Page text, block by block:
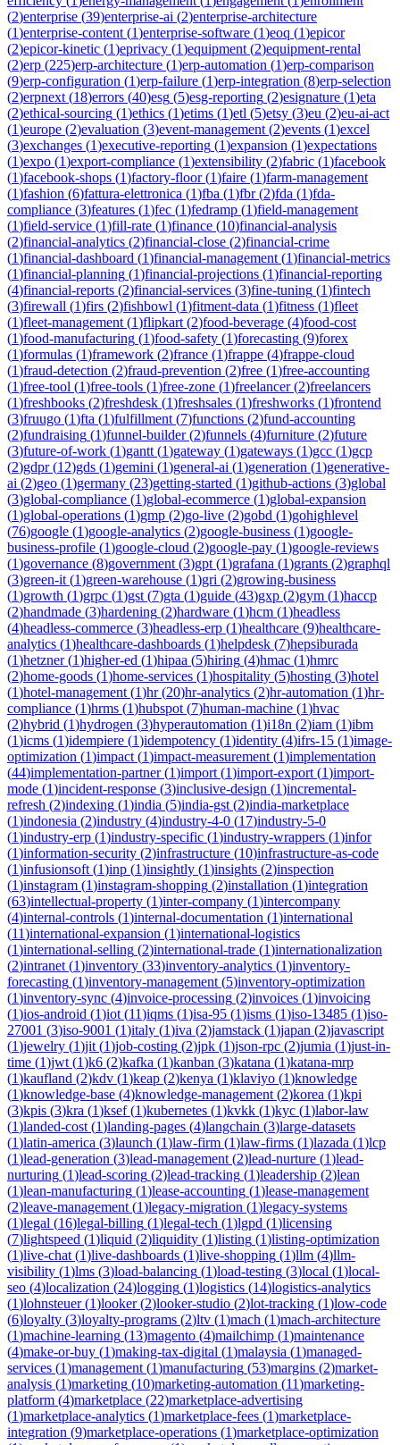
(2)enterprise (39)enterprise-ai (2)enterprise-architecture
(1)enterprise-content (1)enterprise-software (1)eoq (1)epicor
(2)epicor-kinetic (1)eprivacy (1)equipment (2)equipment-rental
(2)erp (225)erp-architecture (1)erp-automation (1)erp-comparison
(9)erp-configuration (1)erp-failure (1)erp-integration (8)erp-selection
(2)erpnext (18)errors (40)esg (5)esg-reporting (2)esignature (1)eta
(2)ethical-sourcing (1)ethics (1)etims (1)etl (5)etsy (3)eu (2)eu-ai-act
(1)europe (2)evaluation (3)event-management (2)events (1)excel
(3)exchanges (1)executive-reporting (1)expansion (1)expectations
(1)expo (1)export-compliance (1)extensibility (2)fabric (1)facebook
(1)facebook-shops (1)factory-floor(1)faire (1)farm-management
(1)fashion (6)fattura-elettronica (1)fba (1)fbr(2)fda (1)fda-
compliance (3)features (1)fec (1)fedramp (1)field-management
(1)field-service (1)fill-rate (1)finance (10)financial-analysis
(2)financial-analytics (2)financial-close (2)financial-crime
(1)financial-dashboard (1)financial-management (1)financial-metrics
(1)financial-planning (1)financial-projections (1)financial-reporting
(4)financial-reports (2)financial-services (3)fine-tuning (1)fintech
(3)firewall (1)firs (2)fishbowl (1)fitment-data (1)fitness (1)fleet
(1)fleet-management (1)flipkart (2)food-beverage (4)food-cost
(1)food-manufacturing (1)food-safety (1)forecasting (9)forex
(1)formulas (1)framework (2)france (1)frappe (4)frappe-cloud
(1)fraud-detection (2)fraud-prevention (2)free (1)free-accounting
(1)free-tool (1)free-tools (1)free-zone (1)freelancer(2)freelancers
(1)freshbooks (2)freshdesk (1)freshsales (1)freshworks (1)frontend
(3)fruugo (1)fta (1)fulfillment (7)functions (2)fund-accounting
(2)fundraising (1)funnel-builder(2)funnels (4)furniture (2)future
(3)future-of-work (1)gantt (1)gateway (1)gateways (1)gcc (1)gcp
(2)gdpr(12)gds (1)gemini (1)general-ai (1)generation (1)generative-
ai (2)geo (1)germany (23)getting-started (1)github-actions (3)global
(3)global-compliance (1)global-ecommerce (1)global-expansion
(1)global-operations (1)gmp (2)go-live (2)gobd (1)gohighlevel
(76)google (1)google-analytics (2)google-business (1)google-
business-profile (1)google-cloud (2)google-pay (1)google-reviews
(1)governance (8)government (3)gpt (1)grafana (1)grants (2)graphql
(3)green-it (1)green-warehouse (1)gri (2)growing-business
(1)growth (1)grpc (1)gst (7)gta (1)guide (43)gxp (2)gym (1)haccp
(2)handmade (3)hardening (2)hardware (1)hcm (1)headless
(4)headless-commerce (3)headless-erp (1)healthcare (9)healthcare-
analytics (1)healthcare-dashboards (1)helpdesk (7)hepsiburada
(1)hetzner(1)higher-ed (1)hipaa (5)hiring (4)hmac (1)hmrc
(2)home-goods (1)home-services (1)hospitality (5)hosting (3)hotel
(1)hotel-management (1)hr(20)hr-analytics (2)hr-automation (1)hr-
compliance (1)hrms (1)hubspot (7)human-machine (1)hvac
(2)hybrid (1)hydrogen (3)hyperautomation (1)i18n (2)iam (1)ibm
(1)icms (1)idempiere (1)idempotency (1)identity (4)ifrs-15 (1)image-
optimization (1)impact (1)impact-measurement (1)implementation
(44)implementation-partner(1)import (1)import-export (1)import-
mode (1)incident-response (3)inclusive-design (1)incremental-
refresh (2)indexing (1)india (5)india-gst (2)india-marketplace
(1)indonesia (2)industry (4)industry-4-0 (17)industry-5-0
(1)industry-erp (1)industry-specific (1)industry-wrappers (1)infor
(1)information-security (2)infrastructure (10)infrastructure-as-code
(1)infusionsoft (1)inp (1)insightly (1)insights (2)inspection
(1)instagram (1)instagram-shopping (2)installation (1)integration
(63)intellectual-property (1)inter-company (1)intercompany
(4)internal-controls (1)internal-documentation (1)international
(11)international-expansion (1)international-logistics
(1)international-selling (2)international-trade (1)internationalization
(2)intranet (1)inventory (33)inventory-analytics (1)inventory-
forecasting (1)inventory-management (5)inventory-optimization
(1)inventory-sync (4)invoice-processing (2)invoices (1)invoicing
(1)ios-android (1)iot (11)iqms (1)isa-95 (1)isms (1)iso-13485 (1)iso-
27001 (3)iso-9001 (1)italy (1)iva (2)jamstack (1)japan (2)javascript
(1)jewelry (1)jit (1)job-costing (2)jpk (1)json-rpc (2)jumia (1)just-in-
time (1)jwt (1)k6 (2)kafka (1)kanban (3)katana (1)katana-mrp
(1)kaufland (2)kdv (1)keap (2)kenya (1)klaviyo (1)knowledge
(1)knowledge-base (4)knowledge-management (2)korea (1)kpi
(3)kpis (3)kra (1)ksef(1)kubernetes (1)kvkk (1)kyc (1)labor-law
(1)landed-cost (1)landing-pages (4)langchain (3)large-datasets
(1)latin-america (3)launch (1)law-firm (1)law-firms (1)lazada (1)lcp
(1)lead-generation (3)lead-management (2)lead-nurture (1)lead-
nurturing (1)lead-scoring (2)lead-tracking (1)leadership (2)lean
(1)lean-manufacturing (1)lease-accounting (1)lease-management
(2)leave-management (1)legacy-migration (1)legacy-systems
(1)legal (16)legal-billing (1)legal-tech (1)lgpd (1)licensing
(7)lightspeed (1)liquid (2)liquidity (1)listing (1)listing-optimization
(1)live-chat (1)live-dashboards (1)live-shopping (1)llm (4)llm-
visibility (1)lms (3)load-balancing (1)load-testing (3)local (1)local-
seo (4)localization (24)logging (1)logistics (14)logistics-analytics
(1)lohnsteuer(1)looker(2)looker-studio (2)lot-tracking (1)low-code
(6)loyalty (3)loyalty-programs (2)ltv (1)mach (1)mach-architecture
(1)machine-learning (13)magento (4)mailchimp (1)maintenance
(4)make-or-buy (1)making-tax-digital (1)malaysia (1)managed-
services (1)management (1)manufacturing (53)margins (2)market-
analysis (1)marketing (10)marketing-automation (11)marketing-
platform (4)marketplace (22)marketplace-advertising
(1)marketplace-analytics (1)marketplace-fees (1)marketplace-
integration (9)marketplace-operations (1)marketplace-optimization